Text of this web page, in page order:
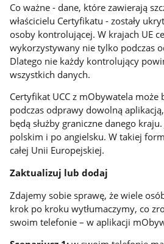
Co ważne - dane, które zawierają
właścicielu Certyfikatu - zostały
osoby kontrolującej. W krajach UE
wykorzystywany nie tylko podczas
Dlatego nie każdy kontrolujący
wszystkich danych.
Certyfikat UCC z mObywatela
podczas odprawy dowolną
będą służby graniczne danego
polskim i po angielsku. W takiej
całej Unii Europejskiej.
Zaktualizuj lub dodaj
Zdajemy sobie sprawę, że wiele
krok po kroku wytłumaczymy, co
swoim telefonie – w aplikacji